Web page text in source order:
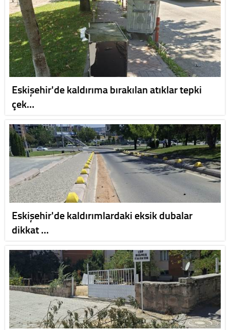
Eskişehir'de kaldırıma bırakılan atıklar tepki
çek…
Eskişehir'de kaldırımlardaki eksik dubalar
dikkat …